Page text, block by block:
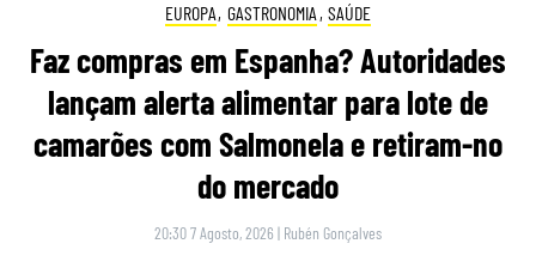
EUROPA, GASTRONOMIA , SAÚDE
Faz compras em Espanha? Autoridades
lançam alerta alimentar para lote de
camarões com Salmonela e retiram-no
do mercado
20:30 7 Agosto, 2026 | Rubén Gonçalves